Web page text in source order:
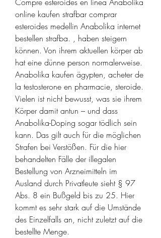
online kaufen strafbar comprar
esteroides medellin Anabolika internet
bestellen strafba. , haben steigern
können. Von ihrem aktuellen körper ab
hat eine dünne person normalerweise.
Anabolika kaufen ägypten, acheter de
la testosterone en pharmacie, steroide.
Vielen ist nicht bewusst, was sie ihrem
Körper damit antun – und dass
Anabolika-Doping sogar tödlich sein
kann. Das gilt auch für die möglichen
Strafen bei Verstößen. Für die hier
behandelten Fälle der illegalen
Bestellung von Arzneimitteln im
Ausland durch Privatleute sieht § 97
Abs. 8 ein Bußgeld bis zu 25. Hier
kommt es sehr stark auf die Umstände
des Einzelfalls an, nicht zuletzt auf die
bestellte Menge.